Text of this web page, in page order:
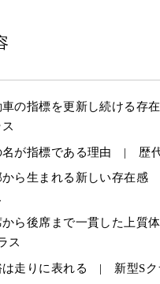
車の指標を更新し続ける
名が指標である理由 | 歴代
から生まれる新しい存在
から後席まで一貫した上
ス
は走りに表れる | 新型Sク